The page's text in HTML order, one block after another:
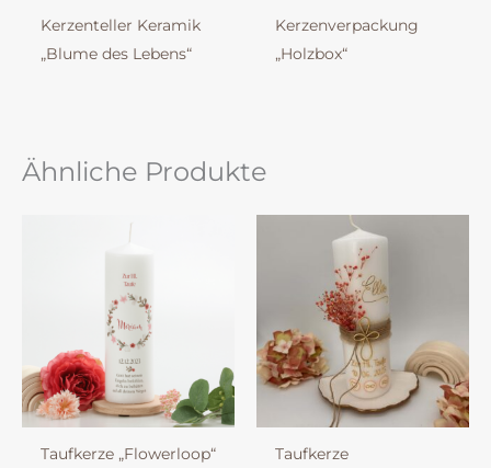
Kerzenteller Keramik
„Blume des Lebens“
Kerzenverpackung
„Holzbox“
Ähnliche Produkte
Taufkerze „Flowerloop“
Taufkerze